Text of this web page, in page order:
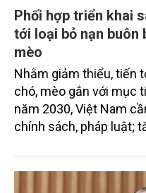
Phối hợp triển khai
tới loại bỏ nạn buôn
mèo
Nhằm giảm thiểu, tiến
chó, mèo gắn với mục
năm 2030, Việt Nam
chính sách, pháp luật;
và tiêm phòng bệnh